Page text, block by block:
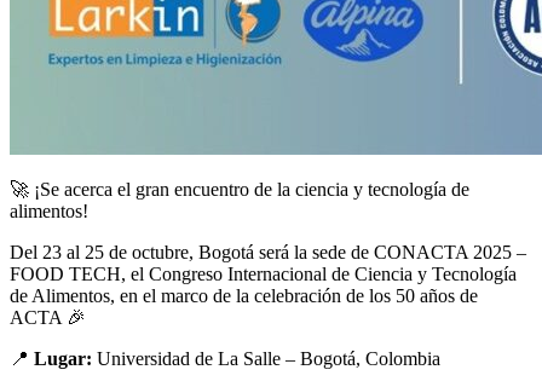
🚀 ¡Se acerca el gran encuentro de la ciencia y tecnología de
alimentos!
Del 23 al 25 de octubre, Bogotá será la sede de CONACTA 2025 –
FOOD TECH, el Congreso Internacional de Ciencia y Tecnología
de Alimentos, en el marco de la celebración de los 50 años de
ACTA 🎉
📍 Lugar: Universidad de La Salle – Bogotá, Colombia